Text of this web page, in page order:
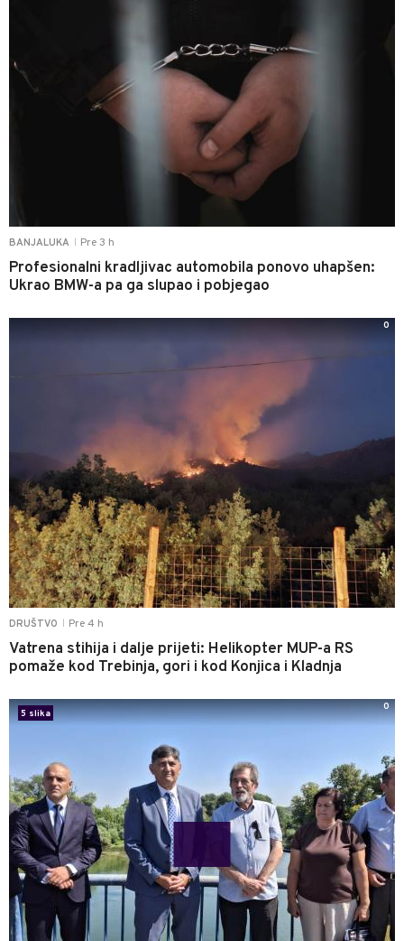
BANJALUKA Pre 3 h
Profesionalni kradljivac automobila ponovo uhapšen:
Ukrao BMW-a pa ga slupao i pobjegao
DRUŠTVO Pre 4 h
Vatrena stihija i dalje prijeti: Helikopter MUP-a RS
pomaže kod Trebinja, gori i kod Konjica i Kladnja
0
5 slika
0